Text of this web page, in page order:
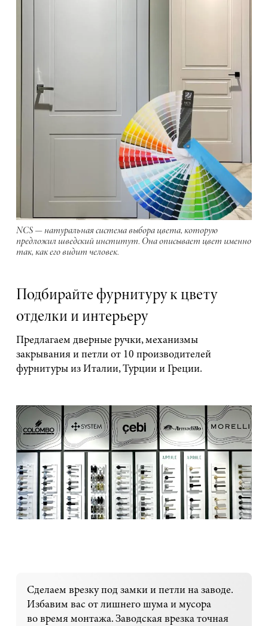
NCS — натуральная система выбора цвета, которую
предложил шведский институт. Она описывает цвет именно
так, как его видит человек.
Подбирайте фурнитуру к цвету
отделки и интерьеру
Предлагаем дверные ручки, механизмы
закрывания и петли от 10 производителей
фурнитуры из Италии, Турции и Греции.
Сделаем врезку под замки и петли на заводе.
Избавим вас от лишнего шума и мусора
во время монтажа. Заводская врезка точная